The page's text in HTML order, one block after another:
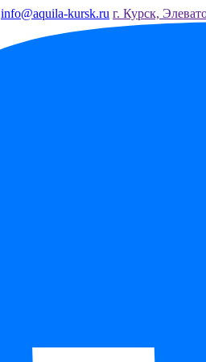
info@aquila-kursk.ru г. Курск,